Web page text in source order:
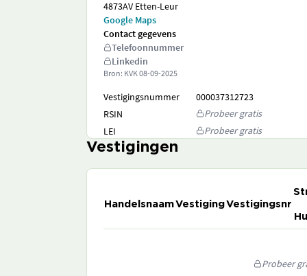
4873AV Etten-Leur
Google Maps
Contact gegevens
Telefoonnummer
Linkedin
Bron: KVK08-09-2025
Vestigingsnummer
000037312723
RSIN
Probeer gratis
LEI
Probeer gratis
Vestigingen
HandelsnaamVestigingVestigingsnr
Probeer